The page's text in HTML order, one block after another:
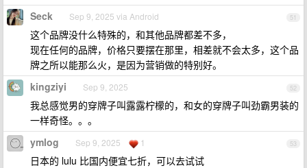
51
Seck Sep 9, 2025 via Android
这个品牌没什么特殊的，和其他品牌都差不多，
现在任何的品牌，价格只要摆在那里，相差就不会太多，这个品
牌之所以能那么火，是因为营销做的特别好。
52
kingziyi Sep 9, 2025
我总感觉男的穿牌子叫露露柠檬的，和女的穿牌子叫劲霸男装的
一样奇怪。。。
53
ymlog Sep 9, 2025 1
日本的 lulu 比国内便宜七折，可以去试试